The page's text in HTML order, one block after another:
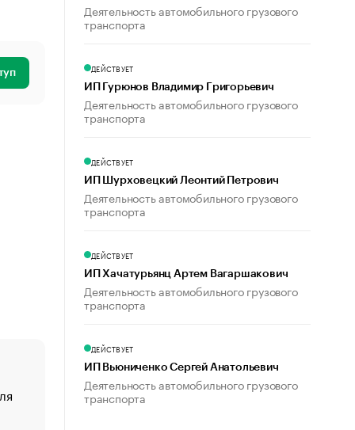
«От спорта тело стареет иначе». Как живет глава
создавшей GTA
Деятельность автомобильного грузового
транспорта
ДЕЙСТВУЕТ
ИП Гурюнов Владимир Григорьевич
Деятельность автомобильного грузового
транспорта
ДЕЙСТВУЕТ
ИП Шурховецкий Леонтий Петрович
Деятельность автомобильного грузового
транспорта
ДЕЙСТВУЕТ
ИП Хачатурьянц Артем Вагаршакович
Деятельность автомобильного грузового
транспорта
ДЕЙСТВУЕТ
ИП Вьюниченко Сергей Анатольевич
Деятельность автомобильного грузового
транспорта